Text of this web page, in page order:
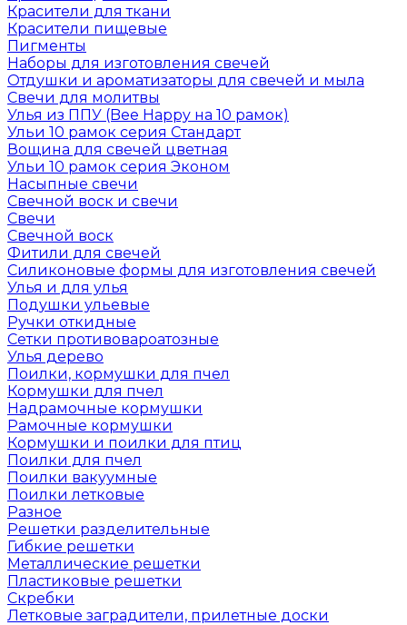
Красители для ткани
Красители пищевые
Пигменты
Наборы для изготовления свечей
Отдушки и ароматизаторы для свечей и мыла
Свечи для молитвы
Улья из ППУ (Bee Happy на 10 рамок)
Ульи 10 рамок серия Стандарт
Вощина для свечей цветная
Ульи 10 рамок серия Эконом
Насыпные свечи
Свечной воск и свечи
Свечи
Свечной воск
Фитили для свечей
Силиконовые формы для изготовления свечей
Улья и для улья
Подушки ульевые
Ручки откидные
Сетки противовароатозные
Улья дерево
Поилки, кормушки для пчел
Кормушки для пчел
Надрамочные кормушки
Рамочные кормушки
Кормушки и поилки для птиц
Поилки для пчел
Поилки вакуумные
Поилки летковые
Разное
Решетки разделительные
Гибкие решетки
Металлические решетки
Пластиковые решетки
Скребки
Летковые заградители, прилетные доски